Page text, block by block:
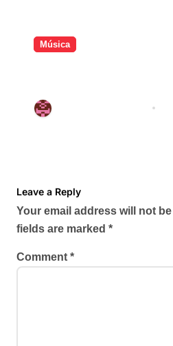
Música
dominam o país
Leave a Reply
Your email address will not
fields are marked *
Comment *